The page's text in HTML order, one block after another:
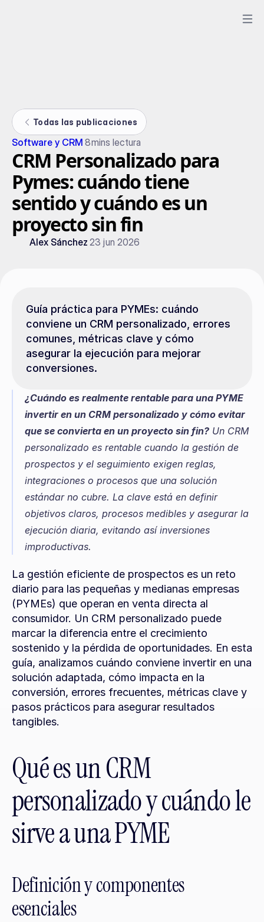
Todas las publicaciones
Software y CRM 8mins lectura
CRM Personalizado para
Pymes: cuándo tiene
sentido y cuándo es un
proyecto sin fin
Alex Sánchez 23 jun 2026
Guía práctica para PYMEs: cuándo
conviene un CRM personalizado, errores
comunes, métricas clave y cómo
asegurar la ejecución para mejorar
conversiones.
¿Cuándo es realmente rentable para una PYME
invertir en un CRM personalizado y cómo evitar
que se convierta en un proyecto sin fin? Un CRM
personalizado es rentable cuando la gestión de
prospectos y el seguimiento exigen reglas,
integraciones o procesos que una solución
estándar no cubre. La clave está en definir
objetivos claros, procesos medibles y asegurar la
ejecución diaria, evitando así inversiones
improductivas.
La gestión eficiente de prospectos es un reto
diario para las pequeñas y medianas empresas
(PYMEs) que operan en venta directa al
consumidor. Un CRM personalizado puede
marcar la diferencia entre el crecimiento
sostenido y la pérdida de oportunidades. En esta
guía, analizamos cuándo conviene invertir en una
solución adaptada, cómo impacta en la
conversión, errores frecuentes, métricas clave y
pasos prácticos para asegurar resultados
tangibles.
Qué es un CRM
personalizado y cuándo le
sirve a una PYME
Definición y componentes
esenciales